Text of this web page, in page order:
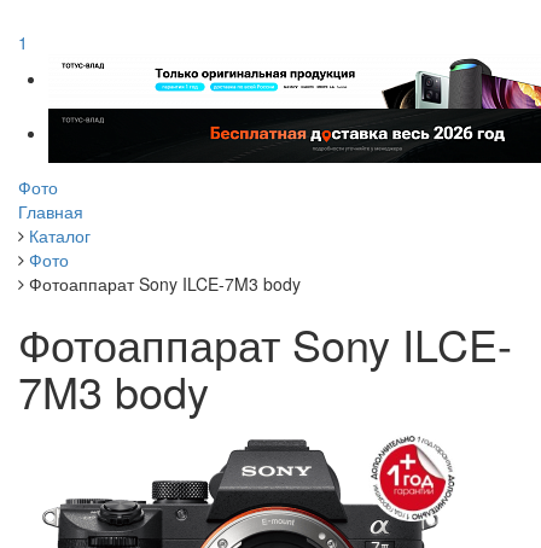
1
Фото
Главная
Каталог
Фото
Фотоаппарат Sony ILCE-7M3 body
Фотоаппарат Sony ILCE-
7M3 body